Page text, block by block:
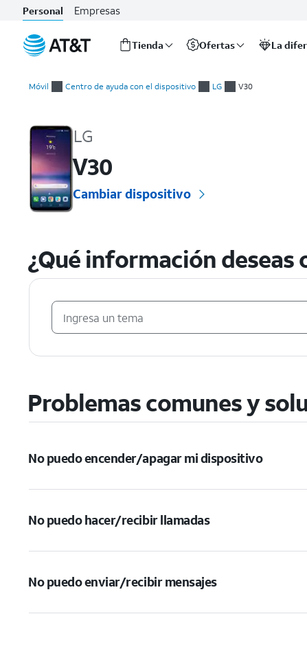
Personal Empresas
Tienda Ofertas La
Móvil Centro de ayuda con el dispositivo LG V30
LG
V30
Cambiar dispositivo
¿Qué información
Problemas comunes y
No puedo encender/apagar mi dispositivo
No puedo hacer/recibir llamadas
No puedo enviar/recibir mensajes